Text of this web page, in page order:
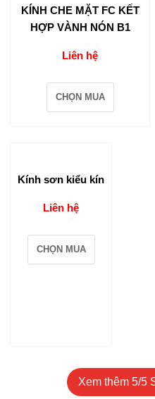
KÍNH CHE MẶT FC KẾT
HỢP VÀNH NÓN B1
Liên hệ
CHỌN MUA
Kính sơn kiểu kín
Liên hệ
CHỌN MUA
Xem thêm 5/5